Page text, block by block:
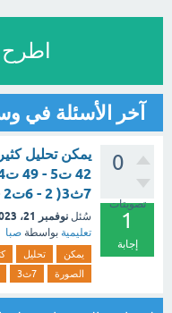
آخر الأسئلة في وسم
0
تصويتات
1
إجابة
7ث3( 2 - 6ت2 - 7ت)؟ [تم الحل]
سُئل نوفمبر 21، 2023
تعليمية بواسطة صبا
يمكن تحليل
الصورة
7ث3